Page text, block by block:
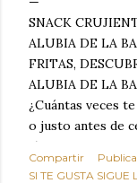
SNACK
ALUBIA DE LA
FRITAS,
ALUBIA DE LA
¿Cuántas veces
o justo antes de
típicas patatas
ultraprocesados
Compartir
SI TE GUSTA SIGUE